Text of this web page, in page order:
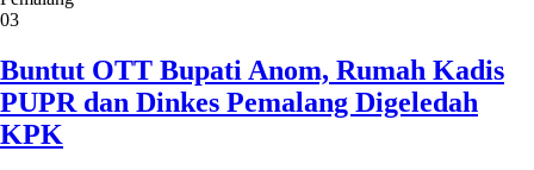
03
Buntut OTT Bupati Anom, Rumah Kadis
PUPR dan Dinkes Pemalang Digeledah
KPK